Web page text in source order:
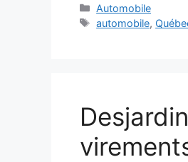
Catégories
Automobile
Étiquettes
automobile,